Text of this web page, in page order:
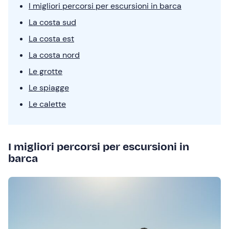
I migliori percorsi per escursioni in barca
La costa sud
La costa est
La costa nord
Le grotte
Le spiagge
Le calette
I migliori percorsi per escursioni in
barca